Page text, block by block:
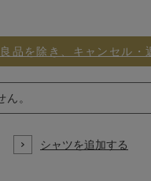
品を除き、キャンセル・
。